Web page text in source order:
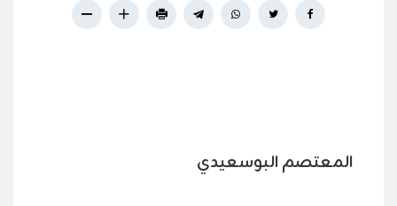
المعتصم البوسعيدي